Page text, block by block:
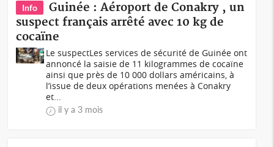
Info
Guinée : Aéroport de Conakry , un
suspect français arrêté avec 10 kg de
cocaïne
Le suspectLes services de sécurité de Guinée ont
annoncé la saisie de 11 kilogrammes de cocaïne
ainsi que près de 10 000 dollars américains, à
l’issue de deux opérations menées à Conakry
et...
il y a 3 mois